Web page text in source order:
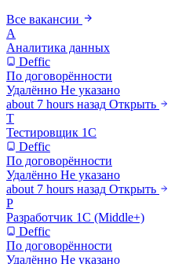
Все вакансии
А
Аналитика данных
Deffic
По договорённости
Удалённо Не указано
about 7 hours назад Открыть
Т
Тестировщик 1С
Deffic
По договорённости
Удалённо Не указано
about 7 hours назад Открыть
Р
Разработчик 1С (Middle+)
Deffic
По договорённости
Удалённо Не указано